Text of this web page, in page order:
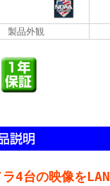
製品外観
4台の映像を